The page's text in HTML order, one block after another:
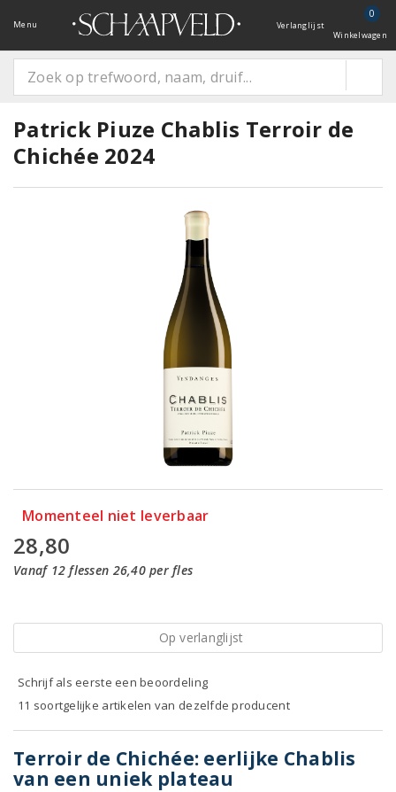
Menu Verlanglijst
0
Winkelwagen
Patrick Piuze Chablis Terroir de
Chichée 2024
Momenteel niet leverbaar
28,80
Vanaf 12 flessen 26,40 per fles
Op verlanglijst
Schrijf als eerste een beoordeling
11 soortgelijke artikelen van dezelfde producent
Terroir de Chichée: eerlijke Chablis
van een uniek plateau